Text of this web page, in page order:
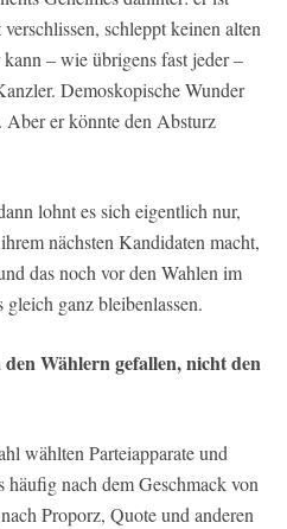
schleppt keinen alten
– wie übrigens fast jeder –
Demoskopische Wunder
er könnte den Absturz
lohnt es sich eigentlich nur,
nächsten Kandidaten macht,
das noch vor den Wahlen im
ganz bleibenlassen.
Wählern gefallen, nicht den
wählten Parteiapparate und
häufig nach dem Geschmack von
Proporz, Quote und anderen